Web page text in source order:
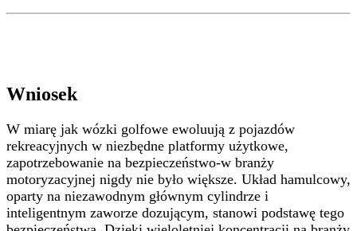
Wniosek
W miarę jak wózki golfowe ewoluują z pojazdów
rekreacyjnych w niezbędne platformy użytkowe,
zapotrzebowanie na bezpieczeństwo-w branży
motoryzacyjnej nigdy nie było większe. Układ hamulcowy,
oparty na niezawodnym głównym cylindrze i
inteligentnym zaworze dozującym, stanowi podstawę tego